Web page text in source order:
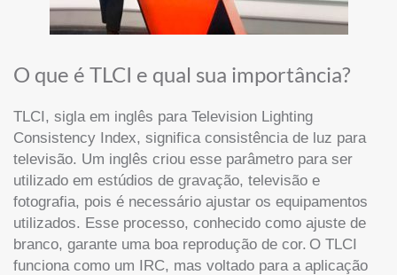
O que é TLCI e qual sua importância?
TLCI, sigla em inglês para Television Lighting
Consistency Index, significa consistência de luz para
televisão. Um inglês criou esse parâmetro para ser
utilizado em estúdios de gravação, televisão e
fotografia, pois é necessário ajustar os equipamentos
utilizados. Esse processo, conhecido como ajuste de
branco, garante uma boa reprodução de cor. O TLCI
funciona como um IRC, mas voltado para a aplicação